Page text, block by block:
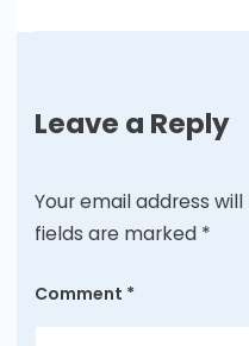
Leave a Reply
Your email address
fields are marked *
Comment *